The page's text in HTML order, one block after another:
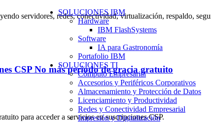
SOLUCIONES IBM
Hardware
IBM FlashSystems
Software
IA para Gastronomía
Portafolio IBM
SOLUCIONES TI
Cómputo Empresarial
Accesorios y Periféricos Corporativos
Almacenamiento y Protección de Datos
Licenciamiento y Productividad
Redes y Conectividad Empresarial
Impresión y Digitalización
servidores, redes, conectividad, virtualización, respaldo,
CSP No más periodo de gracia gratuito
para acceder a servicios en suscripciones CSP.